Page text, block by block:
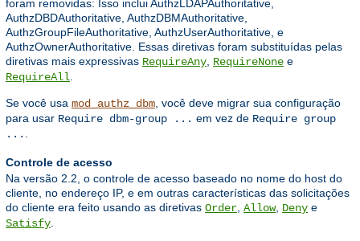
foram removidas: Isso inclui AuthzLDAPAuthoritative,
AuthzDBDAuthoritative, AuthzDBMAuthoritative,
AuthzGroupFileAuthoritative, AuthzUserAuthoritative, e
AuthzOwnerAuthoritative. Essas diretivas foram substituídas pelas
diretivas mais expressivas RequireAny RequireNone e
RequireAll
Se você usa mod_authz_dbm , você deve migrar sua configuração
para usar Require dbm-group ... em vez de Require group
...
Controle de acesso
Na versão 2.2, o controle de acesso baseado no nome do host do
cliente, no endereço IP, e em outras características das solicitações
do cliente era feito usando as diretivas Order Allow, Deny e
Satisfy